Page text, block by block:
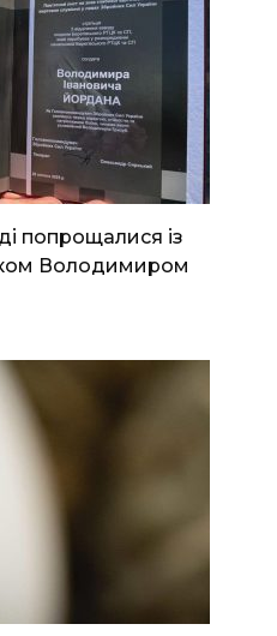
попрощалися із
Володимиром